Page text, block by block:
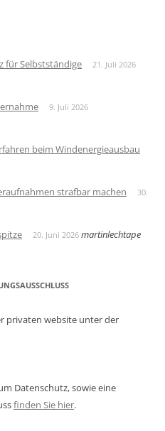
für Selbstständige 21. Juli 2026
9. Juli 2026
beim Windenergieausbau
strafbar machen
30.
20. Juni 2026 martinlechtape
privaten website unter der
Datenschutz, sowie eine
finden Sie hier.